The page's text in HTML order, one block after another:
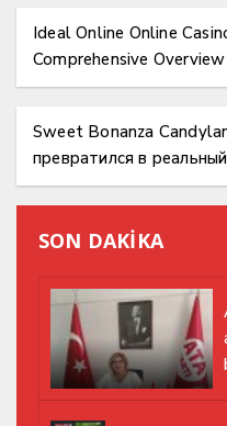
Ideal Online Online
Comprehensive Overview
Sweet Bonanza
превратился в
игроков
SON DAKİKA